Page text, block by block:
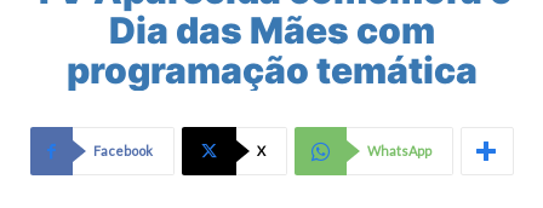
Dia das Mães com
programação temática
Facebook X WhatsApp